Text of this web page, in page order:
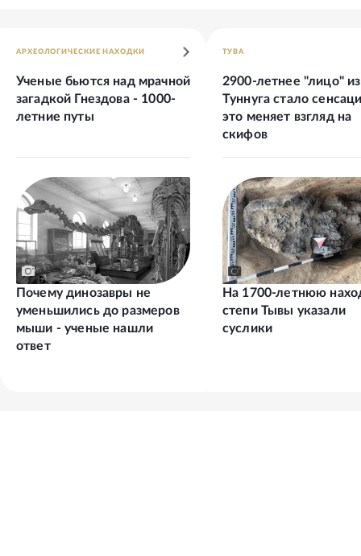
АРХЕОЛОГИЧЕСКИЕ НАХОДКИ
Ученые бьются над мрачной
загадкой Гнездова - 1000-
летние путы
Почему динозавры не
уменьшились до размеров
мыши - ученые нашли
ответ
ТУВА
2900-летнее "лицо" из
Туннуга стало
это меняет взгляд на
скифов
На 1700-летнюю
степи Тывы указали
суслики